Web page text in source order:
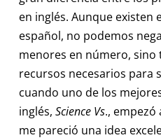
en inglés. Aunque existen
español, no podemos
menores en número, sino
recursos necesarios para
cuando uno de los
inglés, Science Vs., empezó
me pareció una idea